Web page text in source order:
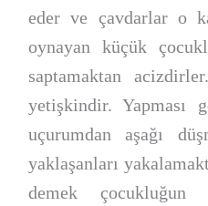
eder ve çavdarlar o
oynayan küçük
saptamaktan
yetişkindir. Yapması
uçurumdan aşağı
yaklaşanları
demek